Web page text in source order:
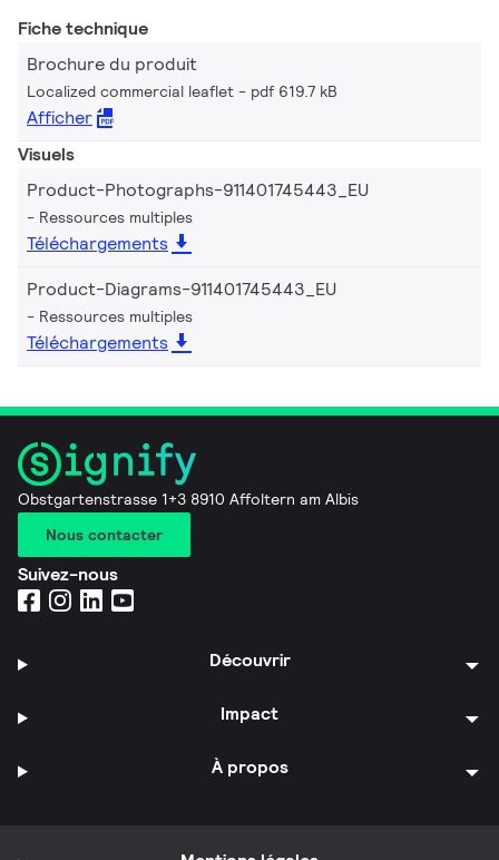
Fiche technique
Brochure du produit
Localized commercial leaflet pdf 619.7 kB
Afficher
Visuels
Product-Photographs-911401745443_EU
Ressources multiples
Téléchargements
Product-Diagrams-911401745443_EU
Ressources multiples
Téléchargements
Obstgartenstrasse 1+3 8910 Affoltern am Albis
Nous contacter
Suivez-nous
Découvrir
Impact
À propos